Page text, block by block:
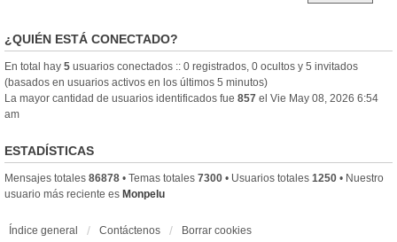
¿QUIÉN ESTÁ CONECTADO?
En total hay 5 usuarios conectados :: 0 registrados, 0 ocultos y 5 invitados
(basados en usuarios activos en los últimos 5 minutos)
La mayor cantidad de usuarios identificados fue 857 el Vie May 08, 2026 6:54
am
ESTADÍSTICAS
Mensajes totales 86878 • Temas totales 7300 • Usuarios totales 1250 • Nuestro
usuario más reciente es Monpelu
Índice general Contáctenos
Borrar cookies